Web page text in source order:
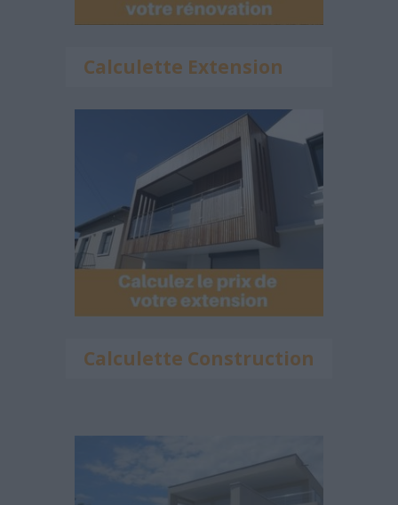
Calculette Extension
Calculette Construction